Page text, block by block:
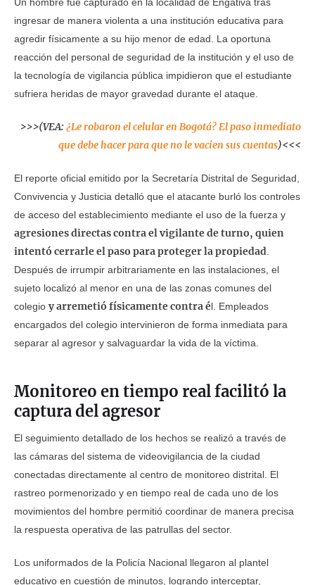
ingresar de manera violenta a una institución educativa para
agredir físicamente a su hijo menor de edad. La oportuna
reacción del personal de seguridad de la institución y el uso de
la tecnología de vigilancia pública impidieron que el estudiante
sufriera heridas de mayor gravedad durante el ataque.
>>>(VEA: ¿Le robaron el celular en Bogotá? El paso inmediato
que debe hacer para que no le vacíen sus cuentas)<<<
El reporte oficial emitido por la Secretaría Distrital de Seguridad,
Convivencia y Justicia detalló que el atacante burló los controles
de acceso del establecimiento mediante el uso de la fuerza y
agresiones directas contra el vigilante de turno, quien
intentó cerrarle el paso para proteger la propiedad
Después de irrumpir arbitrariamente en las instalaciones, el
sujeto localizó al menor en una de las zonas comunes del
colegioy arremetió físicamente contra él. Empleados
encargados del colegio intervinieron de forma inmediata para
separar al agresor y salvaguardar la vida de la víctima.
Monitoreo en tiempo real facilitó la
captura del agresor
El seguimiento detallado de los hechos se realizó a través de
las cámaras del sistema de videovigilancia de la ciudad
conectadas directamente al centro de monitoreo distrital. El
rastreo pormenorizado y en tiempo real de cada uno de los
movimientos del hombre permitió coordinar de manera precisa
la respuesta operativa de las patrullas del sector.
Los uniformados de la Policía Nacional llegaron al plantel
educativo en cuestión de minutos, logrando interceptar,